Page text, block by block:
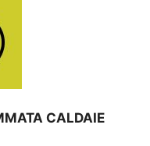
CALDAIE